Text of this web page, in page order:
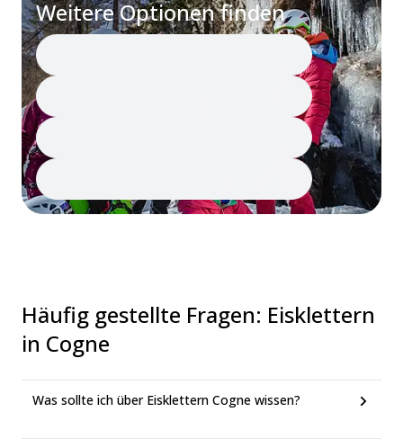
Weitere Optionen finden
Häufig gestellte Fragen: Eisklettern
in Cogne
Was sollte ich über Eisklettern Cogne wissen?